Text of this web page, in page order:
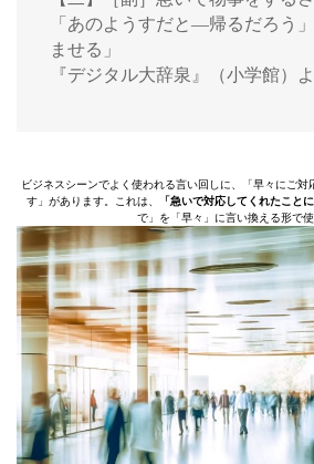
「あのようすだと—帰るだろう
ませる」
『デジタル大辞泉』（小学館）
ビジネスシーンでよく使われる言い回しに、「早々にご対
す」があります。これは、
「急いで対応してくれたこと
で」を「早々」に言い換える形で使